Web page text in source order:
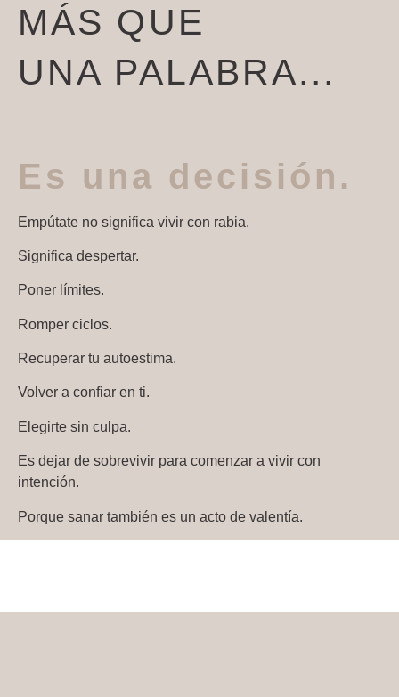
MÁS QUE
UNA PALABRA...
Es una decisión.
Empútate no significa vivir con rabia.
Significa despertar.
Poner límites.
Romper ciclos.
Recuperar tu autoestima.
Volver a confiar en ti.
Elegirte sin culpa.
Es dejar de sobrevivir para comenzar a vivir con
intención.
Porque sanar también es un acto de valentía.